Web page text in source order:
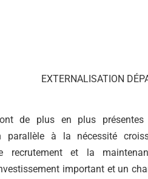
EXTERNALISATION
de plus en plus
parallèle à la nécessité
recrutement et la
important et un